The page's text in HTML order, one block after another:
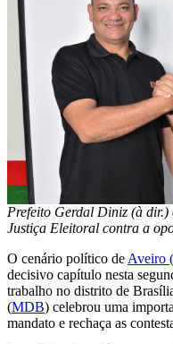
Prefeito Gerdal Diniz (à
Justiça Eleitoral contra a
O cenário político de Aveiro
decisivo capítulo nesta
trabalho no distrito de
(MDB) celebrou uma
mandato e rechaça as